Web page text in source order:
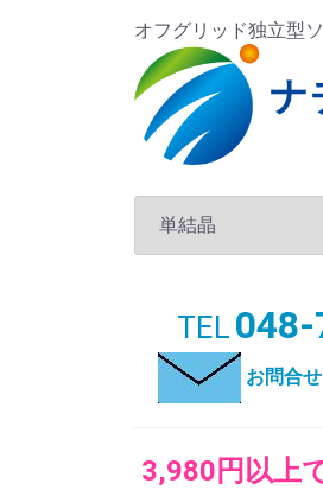
オフグリッド独立型
TEL
お問合
3,980円以上